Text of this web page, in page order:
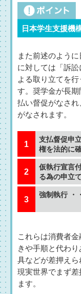
日本学生支援機
また前述のよう
に対しては「訴
よる取り立てを
す。奨学金が長
払い督促がなさ
がなされます。
支払督促申
権を法的に
仮執行宣言
る為の申立て
強制執行 ・
これらは消費者
きや手順と代わ
具などが差押えら
現実世界でまず
ます。